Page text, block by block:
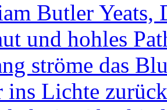
Butler Yeats,
und hohles
ströme das
ins Lichte zurück